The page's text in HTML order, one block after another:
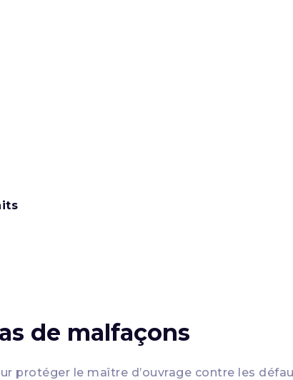
de malfaçons
protéger le maître d’ouvrage contre les